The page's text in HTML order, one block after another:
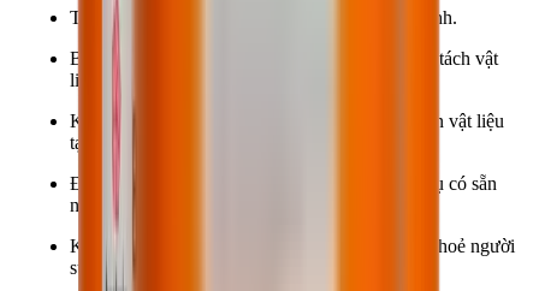
Tăng chất lượng bề mặt sản phẩm sau khi tạo hình.
Bảo vệ khuôn không bị hư hỏng trong quá trình tách vật
liệu tạo hình ra khỏi khuôn.
Không chứa các chất ăn mòn làm ảnh hưởng đến vật liệu
tạo hình cũng như khuôn.
Độ nhớt thấp, sử dụng dễ dàng bằng các dụng cụ có sẵn
như: ru-lô, cọ quét, vòi phun,…
Không độc hại, nên không ảnh hưởng đến sức khoẻ người
sử dụng cũng như môi trường.